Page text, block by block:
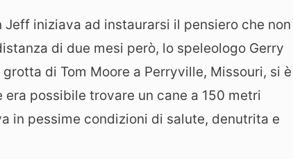
iniziava ad instaurarsi il pensiero che non
di due mesi però, lo speleologo Gerry
di Tom Moore a Perryville, Missouri, si è
possibile trovare un cane a 150 metri
in pessime condizioni di salute, denutrita e